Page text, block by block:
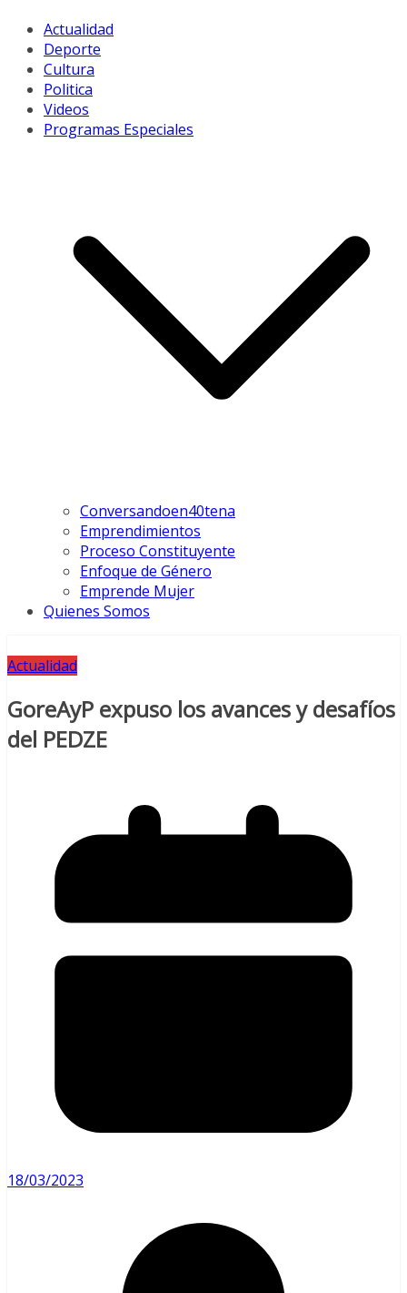
Actualidad
Deporte
Cultura
Politica
Videos
Programas Especiales
Conversandoen40tena
Emprendimientos
Proceso Constituyente
Enfoque de Género
Emprende Mujer
Quienes Somos
Actualidad
GoreAyP expuso los avances y desafíos
del PEDZE
18/03/2023